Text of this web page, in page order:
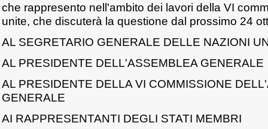
che rappresento nell'ambito dei lavori della VI
unite, che discuterà la questione dal prossimo 24
AL SEGRETARIO GENERALE DELLE NAZIONI
AL PRESIDENTE DELL'ASSEMBLEA GENERALE
AL PRESIDENTE DELLA VI COMMISSIONE
GENERALE
AI RAPPRESENTANTI DEGLI STATI MEMBRI